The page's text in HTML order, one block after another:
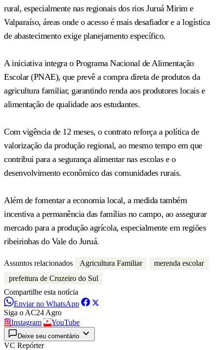
rural, especialmente nas regionais dos rios Juruá Mirim e
Valparaíso, áreas onde o acesso é mais desafiador e a logística
de abastecimento exige planejamento específico.
A iniciativa integra o Programa Nacional de Alimentação
Escolar (PNAE), que prevê a compra direta de produtos da
agricultura familiar, garantindo renda aos produtores locais e
alimentação de qualidade aos estudantes.
Com vigência de 12 meses, o contrato reforça a política de
valorização da produção regional, ao mesmo tempo em que
contribui para a segurança alimentar nas escolas e o
desenvolvimento econômico das comunidades rurais.
Além de fomentar a economia local, a medida também
incentiva a permanência das famílias no campo, ao assegurar
mercado para a produção agrícola, especialmente em regiões
ribeirinhas do Vale do Juruá.
Assuntos relacionados Agricultura Familiar
merenda escolar
prefeitura de Cruzeiro do Sul
Compartilhe esta notícia
Enviar no WhatsApp
Siga o AC24 Agro
Instagram
YouTube
Deixe seu comentário
VC Repórter